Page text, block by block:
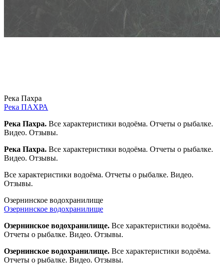
Река Пахра
Река ПАХРА
Река Пахра. Все характеристики водоёма. Отчеты о рыбалке.
Видео. Отзывы.
Река Пахра. Все характеристики водоёма. Отчеты о рыбалке.
Видео. Отзывы.
Все характеристики водоёма. Отчеты о рыбалке. Видео.
Отзывы.
Озернинское водохранилище
Озернинское водохранилище
Озернинское водохранилище. Все характеристики водоёма.
Отчеты о рыбалке. Видео. Отзывы.
Озернинское водохранилище. Все характеристики водоёма.
Отчеты о рыбалке. Видео. Отзывы.